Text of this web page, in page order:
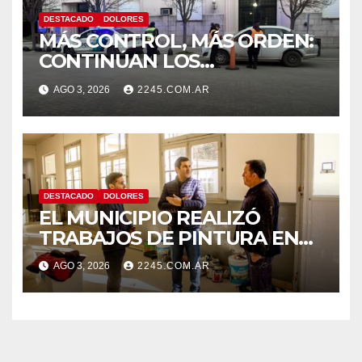
DESTACADO DOLORES
MÁS CONTROL, MÁS ORDEN:
CONTINÚAN LOS
OPERATIVOS PREVENTIVOS
DE TRÁNSITO EN DOLORES
AGO 3, 2026 2245.COM.AR
DESTACADO DOLORES
EL MUNICIPIO REALIZÓ
TRABAJOS DE PINTURA EN
LA ESCUELA N.º 10
AGO 3, 2026 2245.COM.AR